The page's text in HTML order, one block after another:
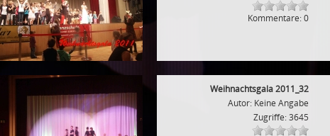
Kommentare: 0
Weihnachtsgala 2011_32
Autor: Keine Angabe
Zugriffe: 3645